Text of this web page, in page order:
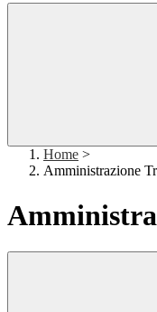
Home >
Amministrazione